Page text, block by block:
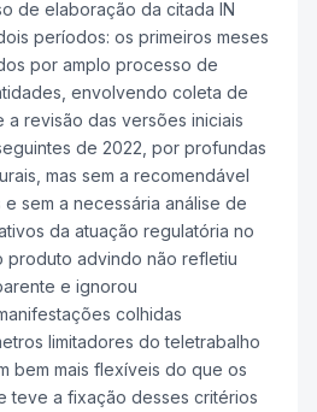
de elaboração da citada IN
períodos: os primeiros meses
por amplo processo de
envolvendo coleta de
a revisão das versões iniciais
de 2022, por profundas
mas sem a recomendável
sem a necessária análise de
da atuação regulatória no
produto advindo não refletiu
e ignorou
colhidas
limitadores do teletrabalho
bem mais flexíveis do que os
teve a fixação desses critérios